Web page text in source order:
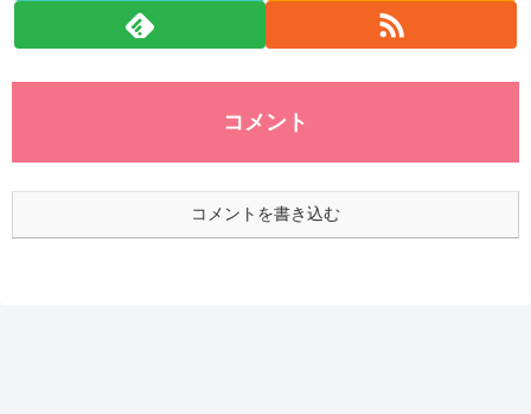
コメント
コメントを書き込む